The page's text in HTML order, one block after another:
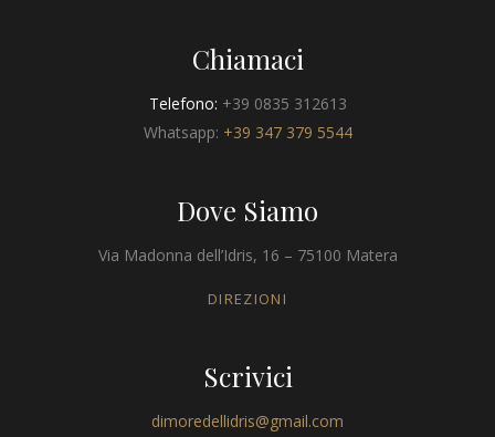
Chiamaci
Telefono: +39 0835 312613
Whatsapp: +39 347 379 5544
Dove Siamo
Via Madonna dell’Idris, 16 – 75100 Matera
DIREZIONI
Scrivici
dimoredellidris@gmail.com